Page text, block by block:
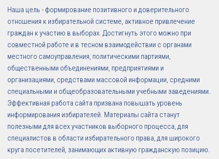
Наша цель - формирование позитивного и доверительного
отношения к избирательной системе, активное привлечение
граждан к участию в выборах. Достигнуть этого можно при
совместной работе и в тесном взаимодействии с органами
местного самоуправления, политическими партиями,
общественными объединениями, предприятиями и
организациями, средствами массовой информации, средними
специальными и общеобразовательными учебными заведениями.
Эффективная работа сайта призвана повышать уровень
информирования избирателей. Материалы сайта станут
полезными для всех участников выборного процесса, для
специалистов в области избирательного права, для широкого
круга посетителей, занимающих активную гражданскую позицию.